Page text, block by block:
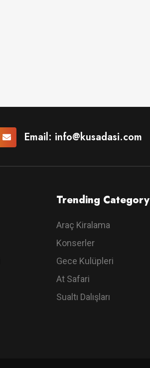
Email: info@kusadasi.com
Trending Category
Araç Kiralama
Konserler
Gece Kulüpleri
At Safari
Sualtı Dalışları